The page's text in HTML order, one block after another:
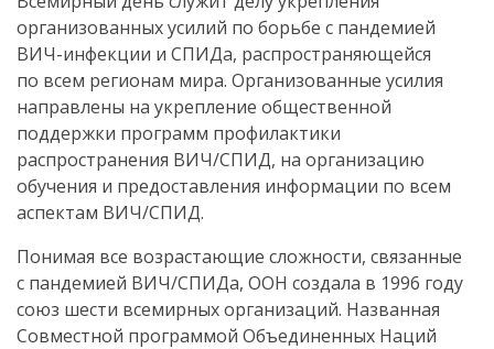
организованных усилий по борьбе с пандемией
ВИЧ-инфекции и СПИДа, распространяющейся
по всем регионам мира. Организованные усилия
направлены на укрепление общественной
поддержки программ профилактики
распространения ВИЧ/СПИД, на организацию
обучения и предоставления информации по всем
аспектам ВИЧ/СПИД.
Понимая все возрастающие сложности, связанные
с пандемией ВИЧ/СПИДа, ООН создала в 1996 году
союз шести всемирных организаций. Названная
Совместной программой Объединенных Наций